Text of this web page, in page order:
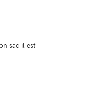
sac il est